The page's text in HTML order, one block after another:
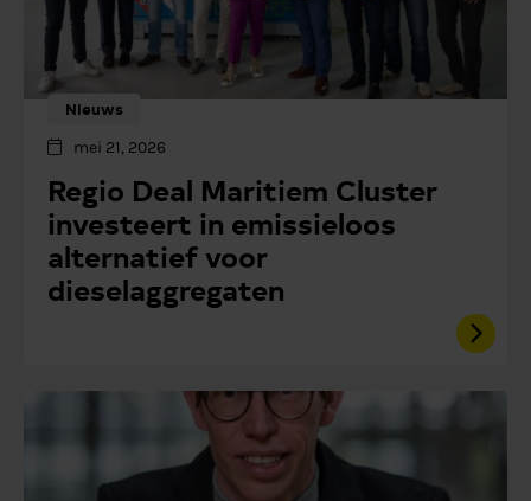
Nieuws
mei 21, 2026
Regio Deal Maritiem Cluster
investeert in emissieloos
alternatief voor
dieselaggregaten